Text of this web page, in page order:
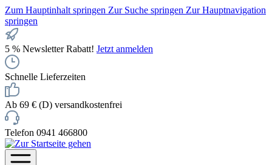
Zum Hauptinhalt springen Zur Suche springen Zur Hauptnavigation
springen
5 % Newsletter Rabatt! Jetzt anmelden
Schnelle Lieferzeiten
Ab 69 € (D) versandkostenfrei
Telefon 0941 466800